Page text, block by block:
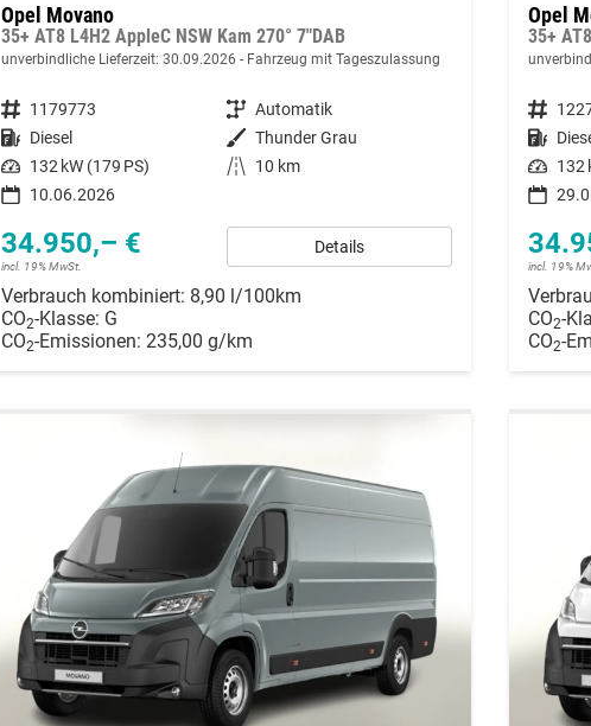
Opel Movano
35+ AT8 L4H2 AppleC NSW Kam 270° 7"DAB
unverbindliche Lieferzeit: 30.09.2026 Fahrzeug mit Tageszulassung
Fahrzeugnummer 1179773 Getriebe Automatik
Kraftstoff Diesel Außenfarbe Thunder Grau
Leistung 132 kW (179 PS) Kilometerstand
10 km
10.06.2026
34.950,– €
incl. 19% MwSt.
Details
Verbrauch kombiniert: 8,90 l/100km
CO2-Klasse: G
CO2-Emissionen: 235,00 g/km
Opel
35+
Fahrzeugnummer
Kraftstoff
Leistung 132
incl. 19%
CO2-
CO2-